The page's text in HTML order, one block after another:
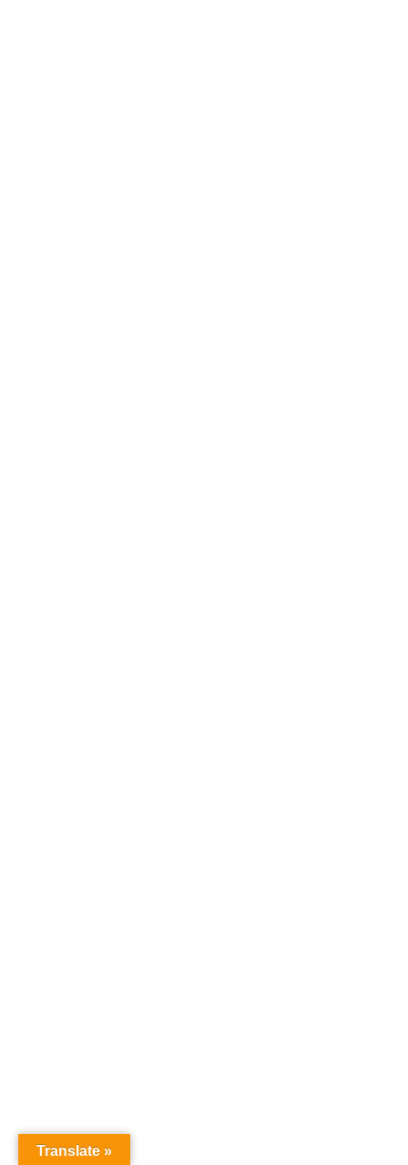
Translate »